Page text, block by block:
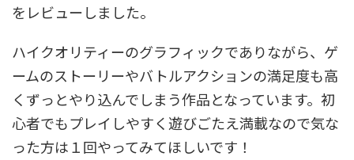
をレビューしました。
ハイクオリティーのグラフィックでありながら、ゲ
ームのストーリーやバトルアクションの満足度も高
くずっとやり込んでしまう作品となっています。初
心者でもプレイしやすく遊びごたえ満載なので気な
った方は１回やってみてほしいです！